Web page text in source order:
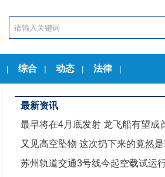
| 综合 | 动态 | 法律 |
最新资讯
最早将在4月底发射 龙飞船有望成
人商业航天器
又见高空坠物 这次扔下来的竟然
茶几
苏州轨道交通3号线今起空载试运